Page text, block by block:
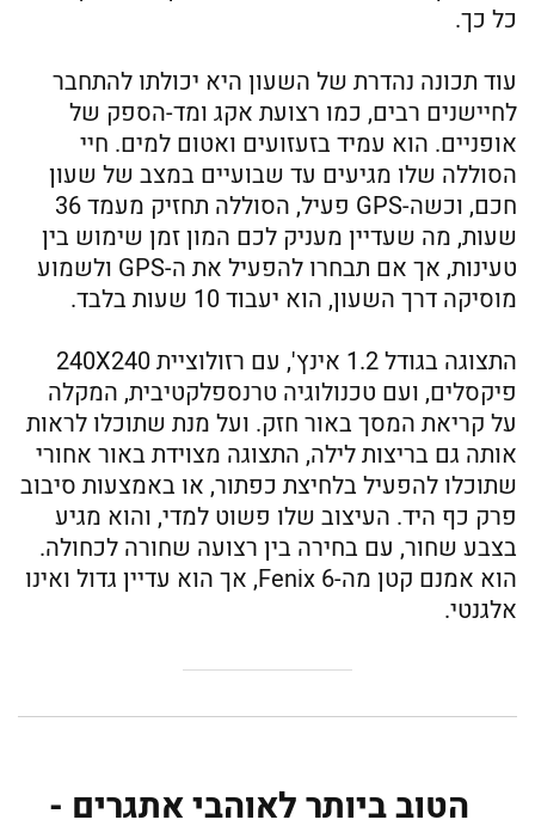
כל כך.
עוד תכונה נהדרת של השעון היא יכולתו להתחבר
לחיישנים רבים, כמו רצועת אקג ומד-הספק של
אופניים. הוא עמיד בזעזועים ואטום למים. חיי
הסוללה שלו מגיעים עד שבועיים במצב של שעון
חכם, וכשה-GPS פעיל, הסוללה תחזיק מעמד 36
שעות, מה שעדיין מעניק לכם המון זמן שימוש בין
טעינות, אך אם תבחרו להפעיל את ה-GPS ולשמוע
מוסיקה דרך השעון, הוא יעבוד 10 שעות בלבד.
התצוגה בגודל 1.2 אינץ', עם רזולוציית 240X240
פיקסלים, ועם טכנולוגיה טרנספלקטיבית, המקלה
על קריאת המסך באור חזק. ועל מנת שתוכלו לראות
אותה גם בריצות לילה, התצוגה מצוידת באור אחורי
שתוכלו להפעיל בלחיצת כפתור, או באמצעות סיבוב
פרק כף היד. העיצוב שלו פשוט למדי, והוא מגיע
בצבע שחור, עם בחירה בין רצועה שחורה לכחולה.
הוא אמנם קטן מה-Fenix 6, אך הוא עדיין גדול ואינו
אלגנטי.
הטוב ביותר לאוהבי אתגרים -